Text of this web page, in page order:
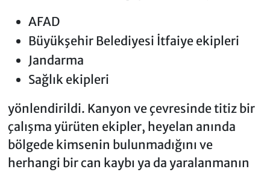
AFAD
Büyükşehir Belediyesi İtfaiye ekipleri
Jandarma
Sağlık ekipleri
yönlendirildi. Kanyon ve çevresinde titiz bir
çalışma yürüten ekipler, heyelan anında
bölgede kimsenin bulunmadığını ve
herhangi bir can kaybı ya da yaralanmanın